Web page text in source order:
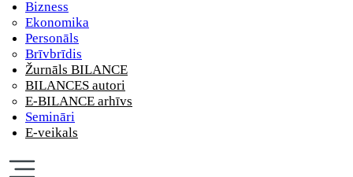
Bizness
Ekonomika
Personāls
Brīvbrīdis
Žurnāls BILANCE
BILANCES autori
E-BILANCE arhīvs
Semināri
E-veikals